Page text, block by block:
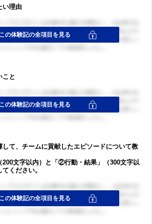
い理由
こと
して、チームに貢献したエピソードについて教
文字以内）と「②行動・結果」（300文字以
ください。